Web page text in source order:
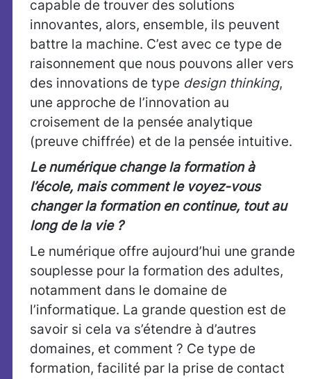
capable de trouver des solutions
innovantes, alors, ensemble, ils peuvent
battre la machine. C’est avec ce type de
raisonnement que nous pouvons aller vers
des innovations de type design thinking,
une approche de l’innovation au
croisement de la pensée analytique
(preuve chiffrée) et de la pensée intuitive.
Le numérique change la formation à
l’école, mais comment le voyez-vous
changer la formation en continue, tout au
long de la vie ?
Le numérique offre aujourd’hui une grande
souplesse pour la formation des adultes,
notamment dans le domaine de
l’informatique. La grande question est de
savoir si cela va s’étendre à d’autres
domaines, et comment ? Ce type de
formation, facilité par la prise de contact